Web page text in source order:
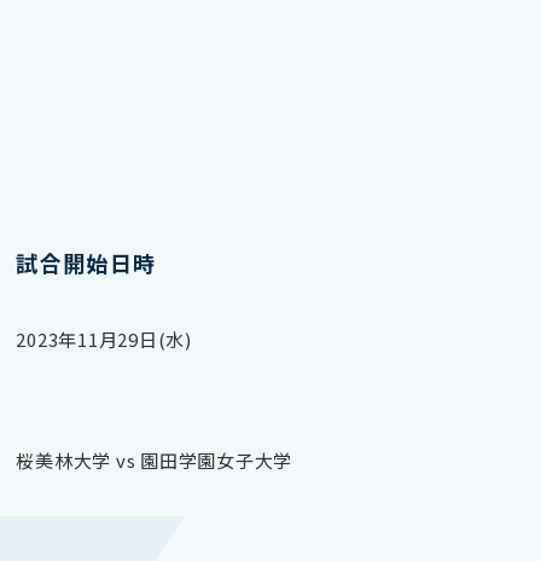
試合開始日時
2023年11月29日(水)
桜美林大学 vs 園田学園女子大学